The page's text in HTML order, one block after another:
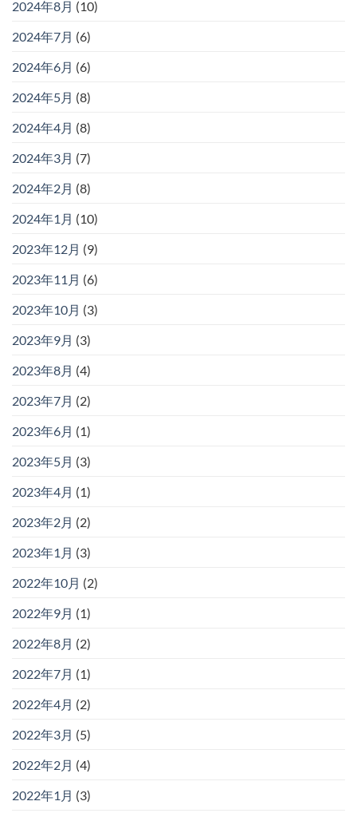
2024年8月 (10)
2024年7月 (6)
2024年6月 (6)
2024年5月 (8)
2024年4月 (8)
2024年3月 (7)
2024年2月 (8)
2024年1月 (10)
2023年12月 (9)
2023年11月 (6)
2023年10月 (3)
2023年9月 (3)
2023年8月 (4)
2023年7月 (2)
2023年6月 (1)
2023年5月 (3)
2023年4月 (1)
2023年2月 (2)
2023年1月 (3)
2022年10月 (2)
2022年9月 (1)
2022年8月 (2)
2022年7月 (1)
2022年4月 (2)
2022年3月 (5)
2022年2月 (4)
2022年1月 (3)